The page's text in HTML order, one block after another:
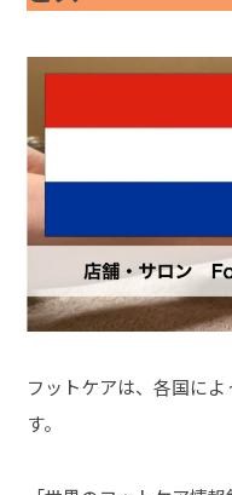
フットケアは、各国に
す。